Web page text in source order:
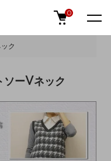
0
ク
ーVネック